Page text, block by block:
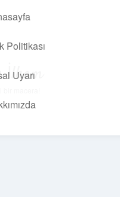
Politikası
Uyarı
İlham